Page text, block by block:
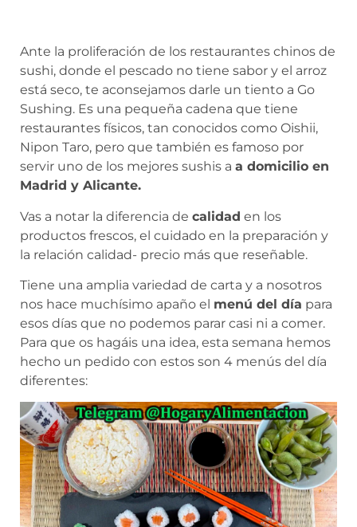
Ante la proliferación de los restaurantes chinos de
sushi, donde el pescado no tiene sabor y el arroz
está seco, te aconsejamos darle un tiento a Go
Sushing. Es una pequeña cadena que tiene
restaurantes físicos, tan conocidos como Oishii,
Nipon Taro, pero que también es famoso por
servir uno de los mejores sushis a a domicilio en
Madrid y Alicante.
Vas a notar la diferencia de calidad en los
productos frescos, el cuidado en la preparación y
la relación calidad- precio más que reseñable.
Tiene una amplia variedad de carta y a nosotros
nos hace muchísimo apaño el menú del día para
esos días que no podemos parar casi ni a comer.
Para que os hagáis una idea, esta semana hemos
hecho un pedido con estos son 4 menús del día
diferentes: